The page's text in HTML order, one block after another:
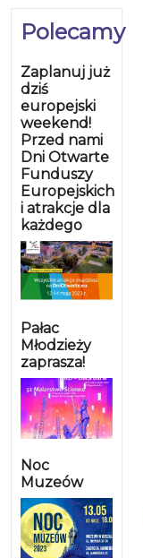
Polecamy
Zaplanuj już
dziś
europejski
weekend!
Przed nami
Dni Otwarte
Funduszy
Europejskich
i atrakcje dla
każdego
Pałac
Młodzieży
zaprasza!
Noc
Muzeów